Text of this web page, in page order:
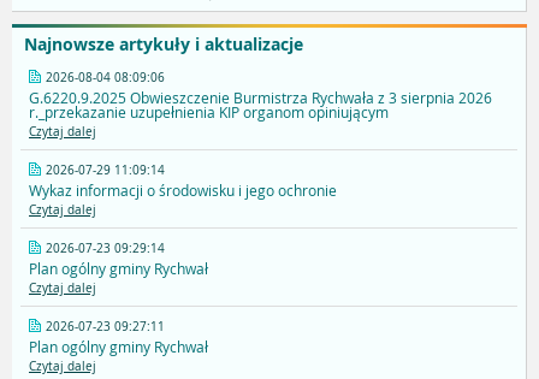
Najnowsze artykuły i aktualizacje
2026-08-04 08:09:06
G.6220.9.2025 Obwieszczenie Burmistrza Rychwała z 3 sierpnia 2026
r._przekazanie uzupełnienia KIP organom opiniującym
Czytaj dalej
2026-07-29 11:09:14
Wykaz informacji o środowisku i jego ochronie
Czytaj dalej
2026-07-23 09:29:14
Plan ogólny gminy Rychwał
Czytaj dalej
2026-07-23 09:27:11
Plan ogólny gminy Rychwał
Czytaj dalej